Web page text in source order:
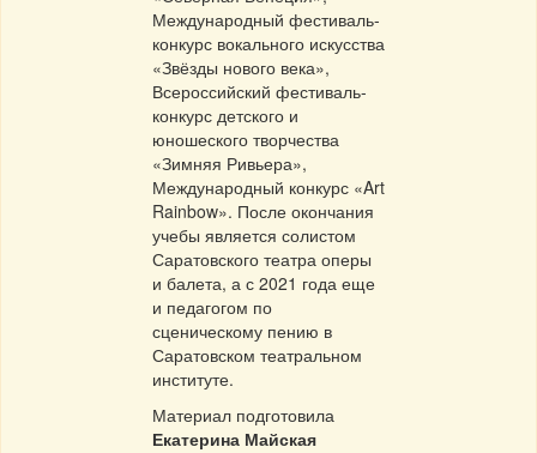
Международный фестиваль-
конкурс вокального искусства
«Звёзды нового века»,
Всероссийский фестиваль-
конкурс детского и
юношеского творчества
«Зимняя Ривьера»,
Международный конкурс «Art
Rainbow». После окончания
учебы является солистом
Саратовского театра оперы
и балета, а с 2021 года еще
и педагогом по
сценическому пению в
Саратовском театральном
институте.
Материал подготовила
Екатерина Майская